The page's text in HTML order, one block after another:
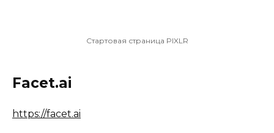
Стартовая страница PIXLR
Facet.ai
https://facet.ai